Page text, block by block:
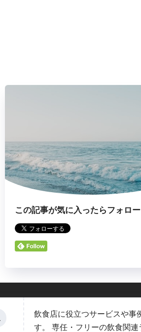
この記事が気に入ったらフォロ
飲食店に役立つサービスや事
す。 専任・フリーの飲食関連